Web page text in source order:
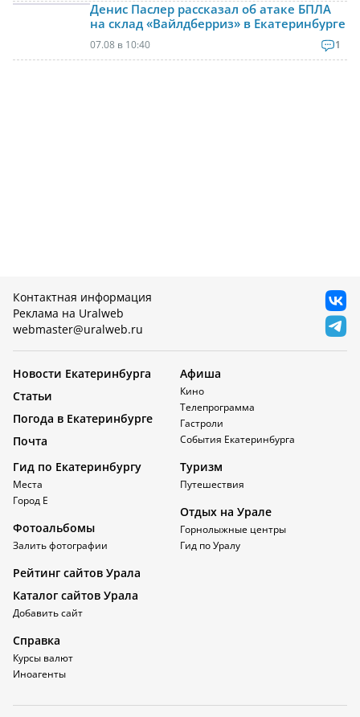
Денис Паслер рассказал об атаке БПЛА
на склад «Вайлдберриз» в Екатеринбурге
07.08 в 10:40 1
Контактная информация
Реклама на Uralweb
webmaster@uralweb.ru
Новости Екатеринбурга
Статьи
Погода в Екатеринбурге
Почта
Афиша
Кино
Телепрограмма
Гастроли
События Екатеринбурга
Гид по Екатеринбургу
Места
Город Е
Фотоальбомы
Залить фотографии
Туризм
Путешествия
Отдых на Урале
Горнолыжные центры
Гид по Уралу
Рейтинг сайтов Урала
Каталог сайтов Урала
Добавить сайт
Справка
Курсы валют
Иноагенты